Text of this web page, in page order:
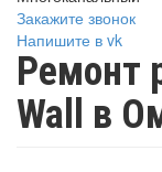
Закажите звонок
Напишите в vk
Ремонт
Wall в